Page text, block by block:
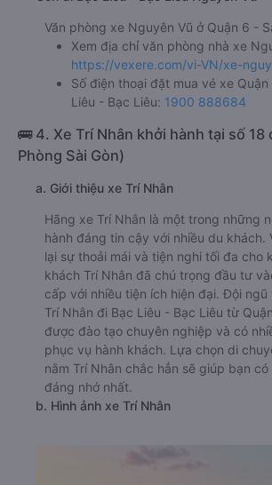
Văn phòng xe Nguyên Vũ ở Quận 6 -
Xem địa chỉ văn phòng nhà xe
https://vexere.com/vi-VN/xe-
Số điện thoại đặt mua vé xe Quận
Liêu - Bạc Liêu: 1900 888684
🚌 4. Xe Trí Nhân khởi hành tại số 18
Phòng Sài Gòn)
a. Giới thiệu xe Trí Nhân
Hãng xe Trí Nhân là một trong những
hành đáng tin cậy với nhiều du khách.
lại sự thoải mái và tiện nghi tối đa cho
khách Trí Nhân đã chú trọng đầu tư
cấp với nhiều tiện ích hiện đại. Đội ngũ
Trí Nhân đi Bạc Liêu - Bạc Liêu từ
được đào tạo chuyên nghiệp và có
phục vụ hành khách. Lựa chọn di
nằm Trí Nhân chắc hẳn sẽ giúp bạn
đáng nhớ nhất.
b. Hình ảnh xe Trí Nhân